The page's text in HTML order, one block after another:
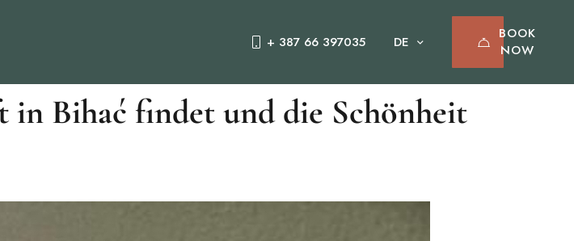
+ 387 66 397035
BOOK
NOW
Bihać findet und die Schönheit